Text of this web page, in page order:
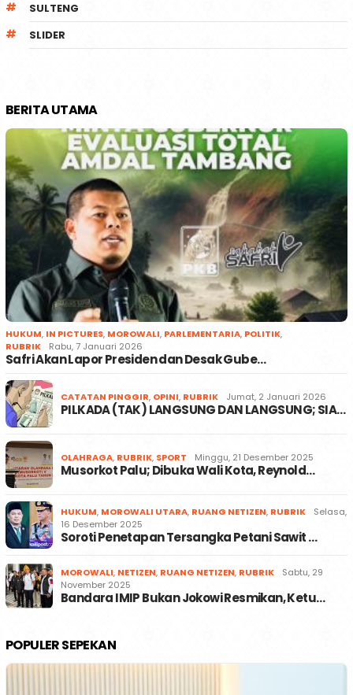
SULTENG
SLIDER
BERITA UTAMA
HUKUM, IN PICTURES, MOROWALI, PARLEMENTARIA, POLITIK,
RUBRIK
Rabu, 7 Januari 2026
Safri Akan Lapor Presiden dan Desak Gube…
CATATAN PINGGIR, OPINI, RUBRIK Jumat, 2 Januari 2026
PILKADA (TAK) LANGSUNG DAN LANGSUNG; SIA…
OLAHRAGA, RUBRIK, SPORT Minggu, 21 Desember 2025
Musorkot Palu; Dibuka Wali Kota, Reynold…
HUKUM, MOROWALI UTARA, RUANG NETIZEN, RUBRIK
Selasa,
16 Desember 2025
Soroti Penetapan Tersangka Petani Sawit …
MOROWALI, NETIZEN, RUANG NETIZEN, RUBRIK
Sabtu, 29
November 2025
Bandara IMIP Bukan Jokowi Resmikan, Ketu…
POPULER SEPEKAN